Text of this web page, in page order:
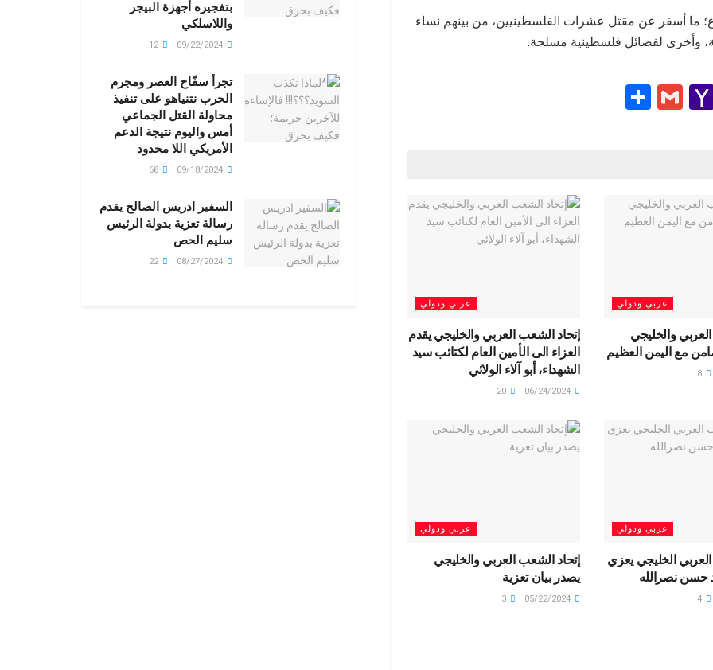
ما أسفر عن مقتل عشرات الفلسطينيين، من بينهم نساء
وأخرى لفصائل فلسطينية مسلحة.
Y
o
M
G
عربي ودولي
والخليجي
مع اليمن العظيم
عربي ودولي
إتحاد الشعب العربي والخليجي يقدم
العزاء الى الأمين العام لكتائب سيد
الشهداء، أبو آلاء الولائي
06/24/2024
20
عربي ودولي
الخليجي يعزي
حسن نصرالله
عربي ودولي
إتحاد الشعب العربي والخليجي
يصدر بيان تعزية
05/22/2024
3
بتفجيره أجهزة البيجر
واللاسلكي
تجرأ سفّاح العصر ومجرم
الحرب نتنياهو على تنفيذ
محاولة القتل الجماعي
أمس واليوم نتيجة الدعم
الأمريكي اللا محدود
السفير ادريس الصالح يقدم
رسالة تعزية بدولة الرئيس
سليم الحص